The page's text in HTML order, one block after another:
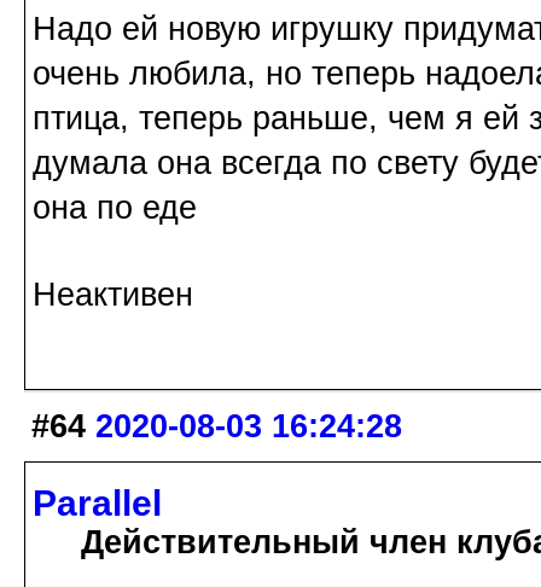
Надо ей новую игрушку
очень любила, но теперь
птица, теперь раньше, чем я ей
думала она всегда по свету
она по еде
Неактивен
#64 2020-08-03 16:24:28
Parallel
Действительный член